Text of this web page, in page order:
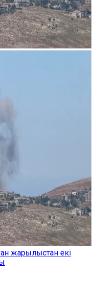
жарылыстан екі